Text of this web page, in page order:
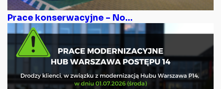
Prace konserwacyjne – No...